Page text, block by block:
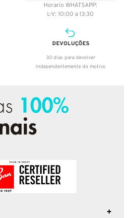
Horario WHATSAPP:
L-V: 10:00 a 13:30
DEVOLUÇÕES
30 dias para devolver
independentemente do motivo